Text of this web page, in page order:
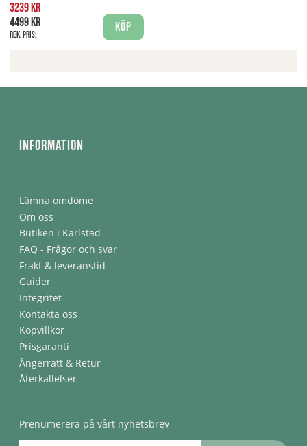
3239 kr
4499 kr
Rek. pris:
Köp
Information
Lämna omdöme
Om oss
Butiken i Karlstad
FAQ - Frågor och svar
Frakt & leveranstid
Guider
Integritet
Kontakta oss
Köpvillkor
Prisgaranti
Ångerrätt & Retur
Återkallelser
Prenumerera på vårt nyhetsbrev